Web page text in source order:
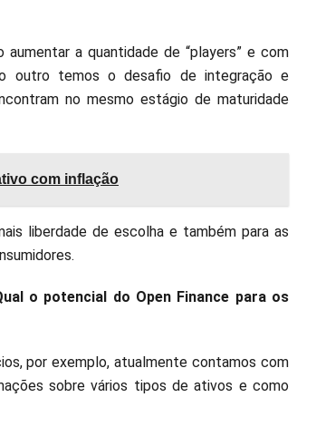
a quantidade de “players” e com
outro temos o desafio de integração e
no mesmo estágio de maturidade
com inflação
liberdade de escolha e também para as
o potencial do Open Finance para os
por exemplo, atualmente contamos com
sobre vários tipos de ativos e como